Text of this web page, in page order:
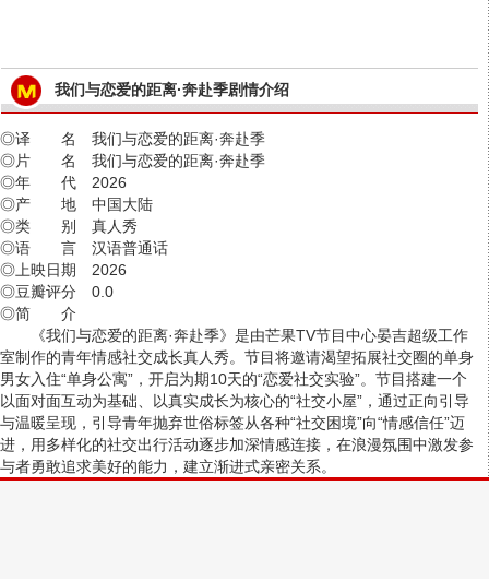
我们与恋爱的距离·奔赴季剧情介绍
◎译 名 我们与恋爱的距离·奔赴季
◎片 名 我们与恋爱的距离·奔赴季
◎年 代 2026
◎产 地 中国大陆
◎类 别 真人秀
◎语 言 汉语普通话
◎上映日期 2026
◎豆瓣评分 0.0
◎简 介
《我们与恋爱的距离·奔赴季》是由芒果TV节目中心晏吉超级工作
室制作的青年情感社交成长真人秀。节目将邀请渴望拓展社交圈的单身
男女入住“单身公寓”，开启为期10天的“恋爱社交实验”。节目搭建一个
以面对面互动为基础、以真实成长为核心的“社交小屋”，通过正向引导
与温暖呈现，引导青年抛弃世俗标签从各种“社交困境”向“情感信任”迈
进，用多样化的社交出行活动逐步加深情感连接，在浪漫氛围中激发参
与者勇敢追求美好的能力，建立渐进式亲密关系。